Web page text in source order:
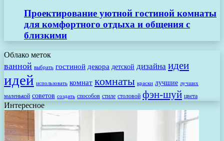
Проектирование уютной гостиной комнаты
для комфортного отдыха и общения с
близкими
Облако меток
ванной выбрать гостиной декора детской дизайна идеи
идей использовать комнат комнаты краски лучшие лучших
маленькой советов создать способов стиле столовой фэн-шуй цвета
Интересное